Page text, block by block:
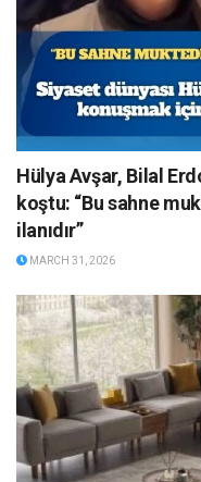
Hülya Avşar, Bilal
koştu: “Bu sahne
ilanıdır”
MARCH 31, 2026